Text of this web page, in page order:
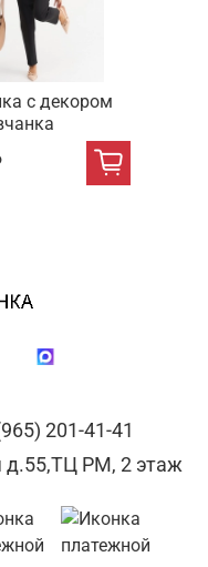
с декором
201-41-41
д.55,ТЦ РМ, 2 этаж